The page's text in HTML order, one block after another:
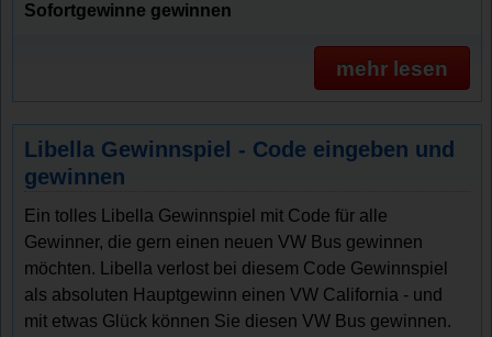
Sofortgewinne gewinnen
mehr lesen
Libella Gewinnspiel - Code eingeben und
gewinnen
Ein tolles Libella Gewinnspiel mit Code für alle
Gewinner, die gern einen neuen VW Bus gewinnen
möchten. Libella verlost bei diesem Code Gewinnspiel
als absoluten Hauptgewinn einen VW California - und
mit etwas Glück können Sie diesen VW Bus gewinnen.